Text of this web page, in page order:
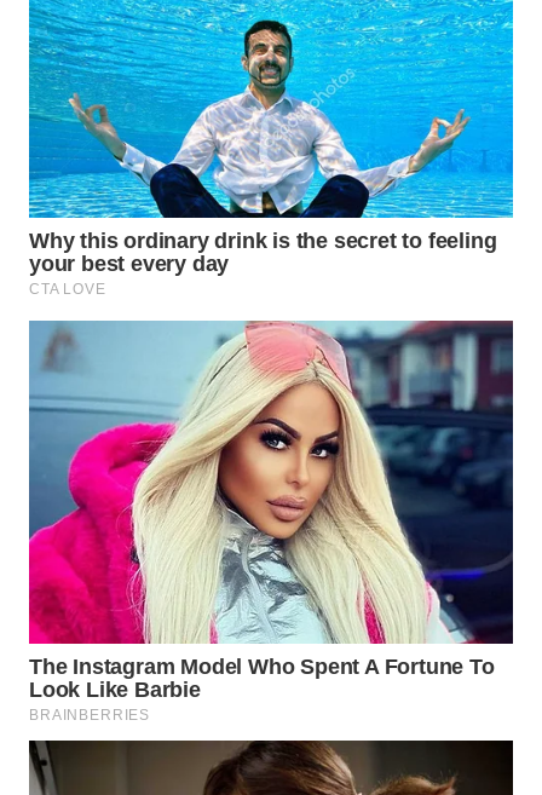
WN
KALSEL
WN
KALTIM
WN
SULSEL
WN
WN
SULUT
WN
MALUKU
WN
MALUT
WN
DAIRI
DANAU
TOBA